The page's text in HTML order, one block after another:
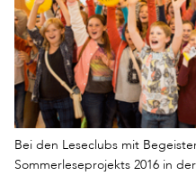
Bei den Leseclubs mit
Sommerleseprojekts 2016 in